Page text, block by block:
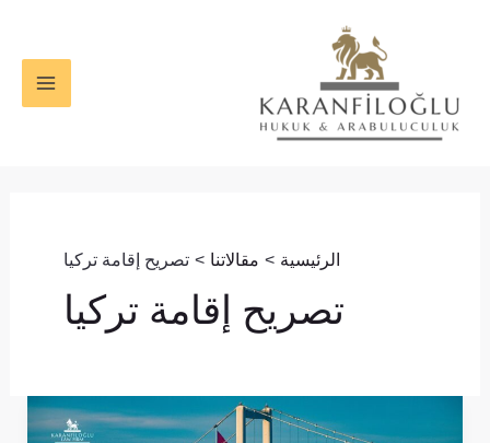
الرئيسية مقالاتنا تصريح إقامة تركيا
تصريح إقامة تركيا
الحصول